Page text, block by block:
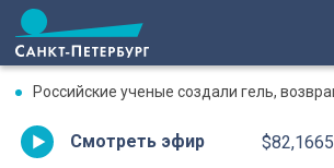
Российские ученые создали гель, возвращающий
Смотреть эфир $82,1665